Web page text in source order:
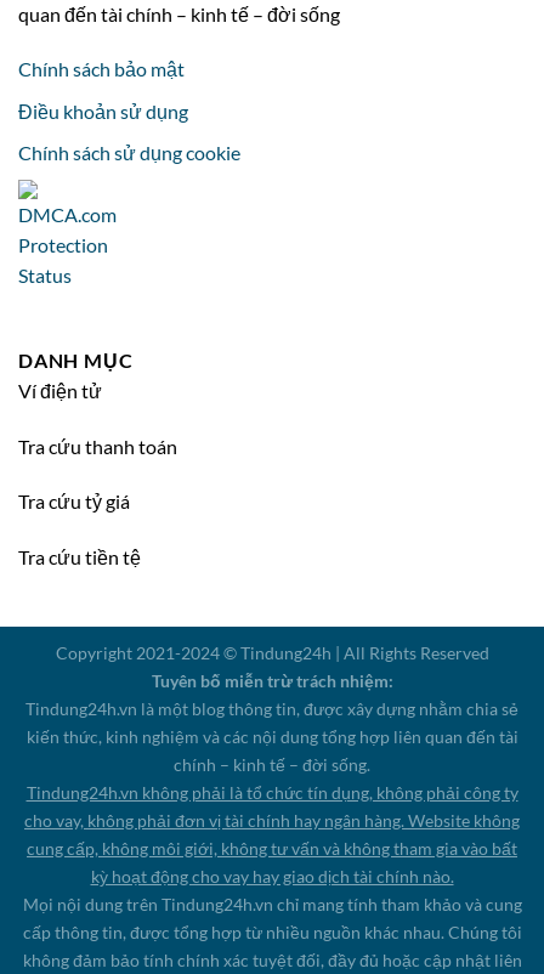
quan đến tài chính – kinh tế – đời sống
Chính sách bảo mật
Điều khoản sử dụng
Chính sách sử dụng cookie
DANH MỤC
Ví điện tử
Tra cứu thanh toán
Tra cứu tỷ giá
Tra cứu tiền tệ
Copyright 2021-2024 © Tindung24h | All Rights Reserved
Tuyên bố miễn trừ trách nhiệm:
Tindung24h.vn là một blog thông tin, được xây dựng nhằm chia sẻ
kiến thức, kinh nghiệm và các nội dung tổng hợp liên quan đến tài
chính – kinh tế – đời sống.
Tindung24h.vn không phải là tổ chức tín dụng, không phải công ty
cho vay, không phải đơn vị tài chính hay ngân hàng. Website không
cung cấp, không môi giới, không tư vấn và không tham gia vào bất
kỳ hoạt động cho vay hay giao dịch tài chính nào.
Mọi nội dung trên Tindung24h.vn chỉ mang tính tham khảo và cung
cấp thông tin, được tổng hợp từ nhiều nguồn khác nhau. Chúng tôi
không đảm bảo tính chính xác tuyệt đối, đầy đủ hoặc cập nhật liên